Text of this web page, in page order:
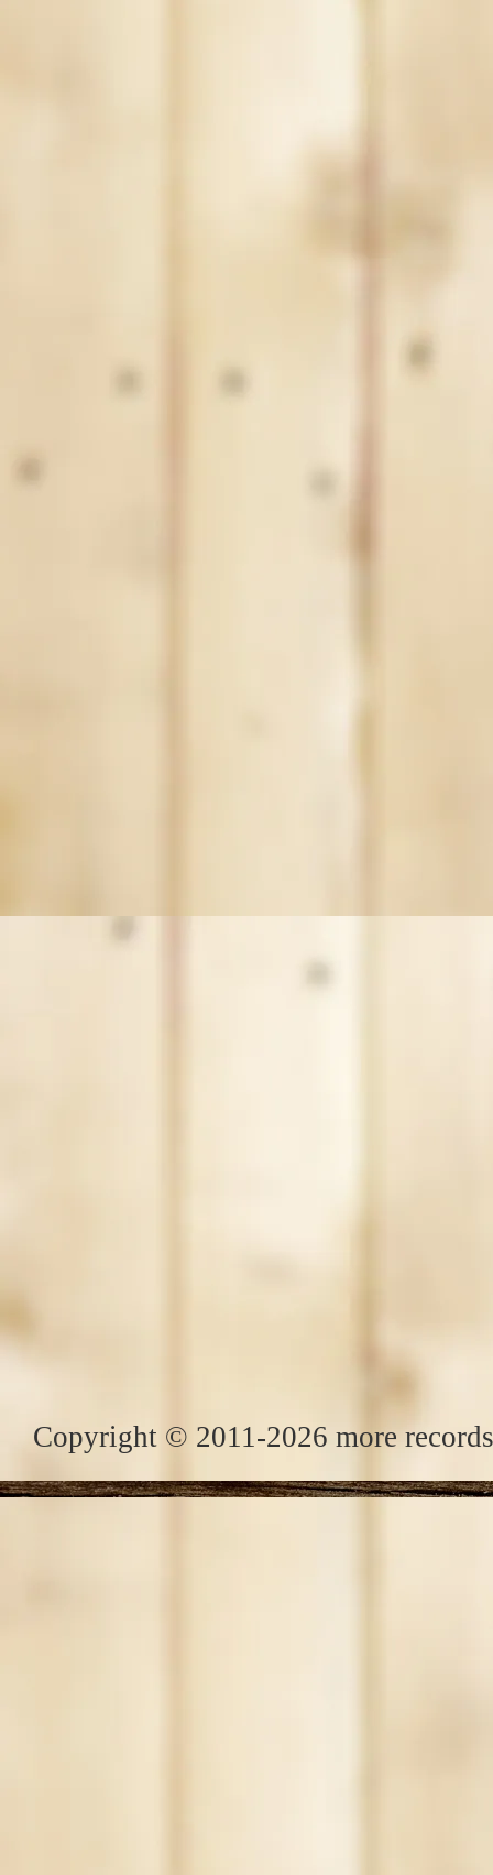
Copyright © 2011-2026 more